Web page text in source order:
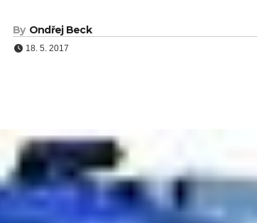
By Ondřej Beck
18. 5. 2017